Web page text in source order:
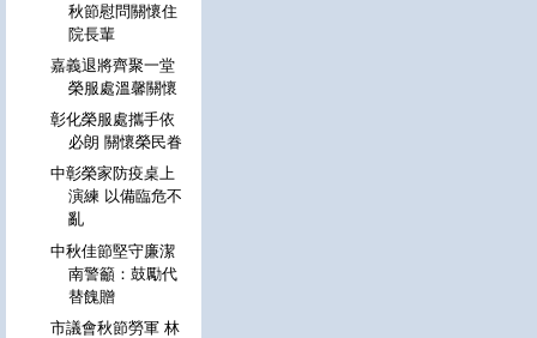
秋節慰問關懷住
院長輩
嘉義退將齊聚一堂
榮服處溫馨關懷
彰化榮服處攜手依
必朗 關懷榮民眷
中彰榮家防疫桌上
演練 以備臨危不
亂
中秋佳節堅守廉潔
南警籲：鼓勵代
替餽贈
市議會秋節勞軍 林